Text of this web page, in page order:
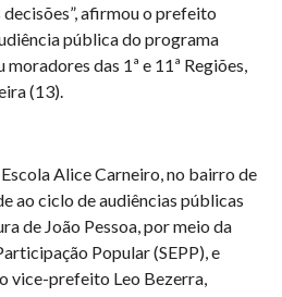
afirmou o prefeito
pública do programa
moradores das 1ª e 11ª Regiões,
(13).
Alice Carneiro, no bairro de
ao ciclo de audiências públicas
de João Pessoa, por meio da
Popular (SEPP), e
vice-prefeito Leo Bezerra,